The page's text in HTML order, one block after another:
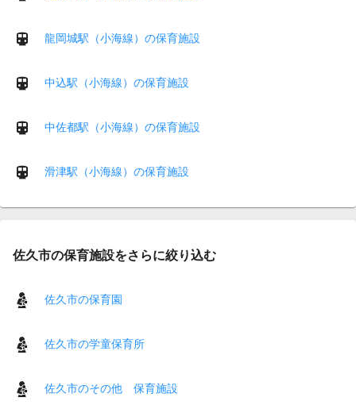
龍岡城駅（小海線）の保育施設
中込駅（小海線）の保育施設
中佐都駅（小海線）の保育施設
滑津駅（小海線）の保育施設
佐久市の保育施設をさらに絞り込む
佐久市の保育園
佐久市の学童保育所
佐久市のその他 保育施設